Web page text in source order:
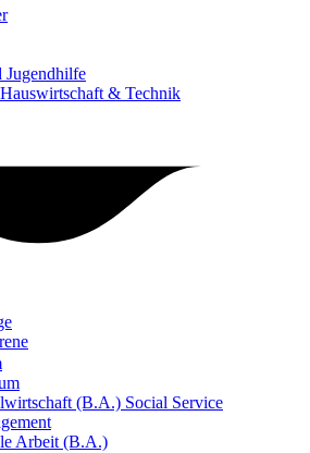
Jugendhilfe
& Technik
(B.A.) Social Service
Arbeit (B.A.)